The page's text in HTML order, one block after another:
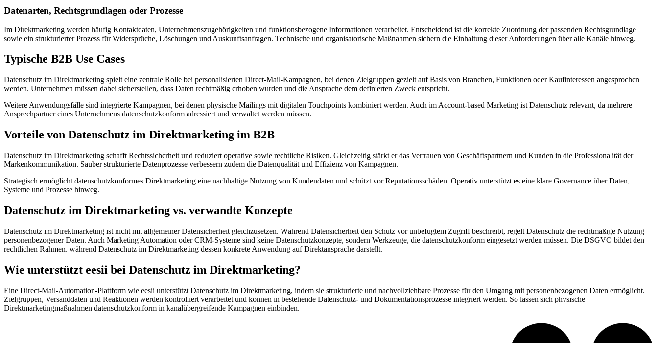
Datenarten, Rechtsgrundlagen oder Prozesse
Im Direktmarketing werden häufig Kontaktdaten, Unternehmenszugehörigkeiten und funktionsbezogene Informationen verarbeitet. Entscheidend ist die korrekte Zuordnung der passenden Rechtsgrundlage
sowie ein strukturierter Prozess für Widersprüche, Löschungen und Auskunftsanfragen. Technische und organisatorische Maßnahmen sichern die Einhaltung dieser Anforderungen über alle Kanäle hinweg.
Typische B2B Use Cases
Datenschutz im Direktmarketing spielt eine zentrale Rolle bei personalisierten Direct-Mail-Kampagnen, bei denen Zielgruppen gezielt auf Basis von Branchen, Funktionen oder Kaufinteressen angesprochen
werden. Unternehmen müssen dabei sicherstellen, dass Daten rechtmäßig erhoben wurden und die Ansprache dem definierten Zweck entspricht.
Weitere Anwendungsfälle sind integrierte Kampagnen, bei denen physische Mailings mit digitalen Touchpoints kombiniert werden. Auch im Account-based Marketing ist Datenschutz relevant, da mehrere
Ansprechpartner eines Unternehmens datenschutzkonform adressiert und verwaltet werden müssen.
Vorteile von Datenschutz im Direktmarketing im B2B
Datenschutz im Direktmarketing schafft Rechtssicherheit und reduziert operative sowie rechtliche Risiken. Gleichzeitig stärkt er das Vertrauen von Geschäftspartnern und Kunden in die Professionalität der
Markenkommunikation. Sauber strukturierte Datenprozesse verbessern zudem die Datenqualität und Effizienz von Kampagnen.
Strategisch ermöglicht datenschutzkonformes Direktmarketing eine nachhaltige Nutzung von Kundendaten und schützt vor Reputationsschäden. Operativ unterstützt es eine klare Governance über Daten,
Systeme und Prozesse hinweg.
Datenschutz im Direktmarketing vs. verwandte Konzepte
Datenschutz im Direktmarketing ist nicht mit allgemeiner Datensicherheit gleichzusetzen. Während Datensicherheit den Schutz vor unbefugtem Zugriff beschreibt, regelt Datenschutz die rechtmäßige Nutzung
personenbezogener Daten. Auch Marketing Automation oder CRM-Systeme sind keine Datenschutzkonzepte, sondern Werkzeuge, die datenschutzkonform eingesetzt werden müssen. Die DSGVO bildet den
rechtlichen Rahmen, während Datenschutz im Direktmarketing dessen konkrete Anwendung auf Direktansprache darstellt.
Wie unterstützt eesii bei Datenschutz im Direktmarketing?
Eine Direct-Mail-Automation-Plattform wie eesii unterstützt Datenschutz im Direktmarketing, indem sie strukturierte und nachvollziehbare Prozesse für den Umgang mit personenbezogenen Daten ermöglicht.
Zielgruppen, Versanddaten und Reaktionen werden kontrolliert verarbeitet und können in bestehende Datenschutz- und Dokumentationsprozesse integriert werden. So lassen sich physische
Direktmarketingmaßnahmen datenschutzkonform in kanalübergreifende Kampagnen einbinden.